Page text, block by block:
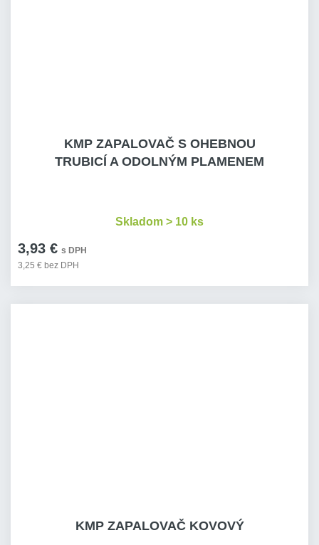
KMP ZAPALOVAČ S OHEBNOU
TRUBICÍ A ODOLNÝM PLAMENEM
3,93 € s DPH
3,25 € bez DPH
Skladom > 10 ks
KMP ZAPALOVAČ KOVOVÝ